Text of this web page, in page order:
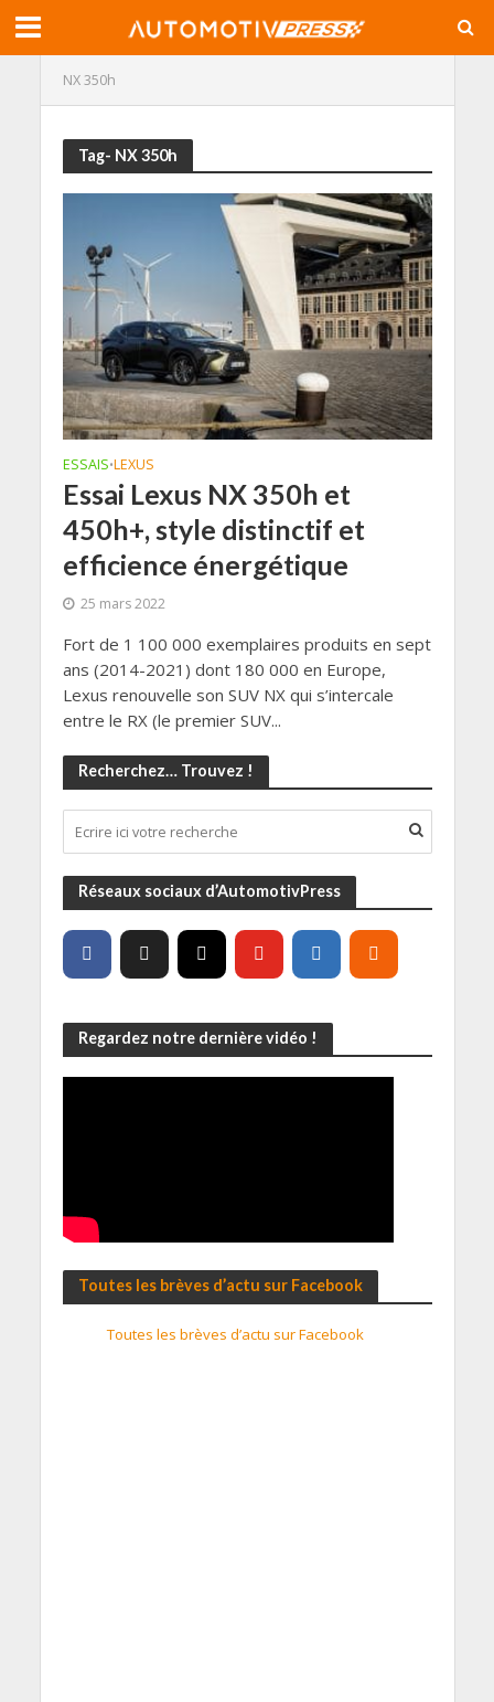
NX 350h
Tag- NX 350h
ESSAIS•LEXUS
Essai Lexus NX 350h et
450h+, style distinctif et
efficience énergétique
25 mars 2022
Fort de 1 100 000 exemplaires produits en sept
ans (2014-2021) dont 180 000 en Europe,
Lexus renouvelle son SUV NX qui s’intercale
entre le RX (le premier SUV...
Recherchez… Trouvez !
Réseaux sociaux d’AutomotivPress
Regardez notre dernière vidéo !
Toutes les brèves d’actu sur Facebook
Toutes les brèves d’actu sur Facebook